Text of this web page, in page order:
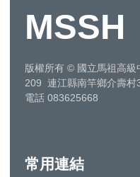
MSSH
版權所有 © 國立馬祖高級
209 連江縣南竿鄉介壽村
電話 083625668
常用連結